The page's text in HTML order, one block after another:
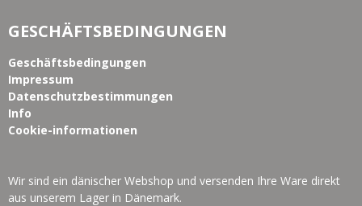
GESCHÄFTSBEDINGUNGEN
Geschäftsbedingungen
Impressum
Datenschutzbestimmungen
Info
Cookie-informationen
Wir sind ein dänischer Webshop und versenden Ihre Ware direkt
aus unserem Lager in Dänemark.